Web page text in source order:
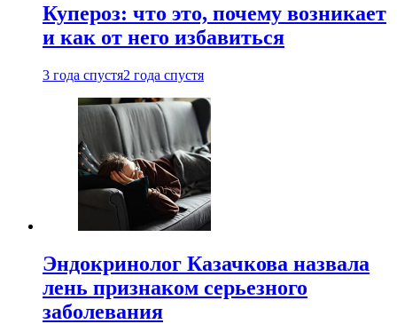
Купероз: что это, почему возникает
и как от него избавиться
3 года спустя2 года спустя
Эндокринолог Казачкова назвала
лень признаком серьезного
заболевания